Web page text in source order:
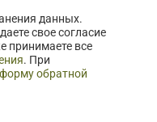
данных.
свое согласие
принимаете все
. При
форму обратной